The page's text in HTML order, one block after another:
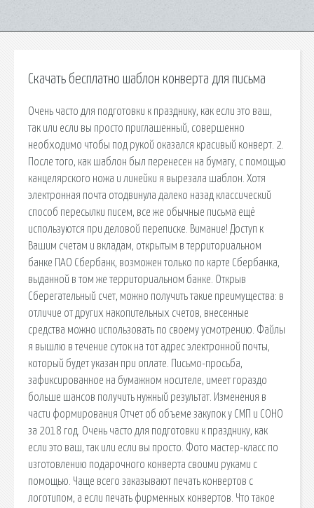
Скачать бесплатно шаблон конверта для письма
Очень часто для подготовки к празднику, как если это ваш,
так или если вы просто приглашенный, совершенно
необходимо чтобы под рукой оказался красивый конверт. 2.
После того, как шаблон был перенесен на бумагу, с помощью
канцелярского ножа и линейки я вырезала шаблон. Хотя
электронная почта отодвинула далеко назад классический
способ пересылки писем, все же обычные письма ещё
используются при деловой переписке. Вимание! Доступ к
Вашим счетам и вкладам, открытым в территориальном
банке ПАО Сбербанк, возможен только по карте Сбербанка,
выданной в том же территориальном банке. Открыв
Сберегательный счет, можно получить такие преимущества: в
отличие от других накопительных счетов, внесенные
средства можно использовать по своему усмотрению. Файлы
я вышлю в течение суток на тот адрес электронной почты,
который будет указан при оплате. Письмо-просьба,
зафиксированное на бумажном носителе, имеет гораздо
больше шансов получить нужный результат. Изменения в
части формирования Отчет об объеме закупок у СМП и СОНО
за 2018 год. Очень часто для подготовки к празднику, как
если это ваш, так или если вы просто. Фото мастер-класс по
изготовлению подарочного конверта своими руками с
помощью. Чаще всего заказывают печать конвертов с
логотипом, а если печать фирменных конвертов. Что такое